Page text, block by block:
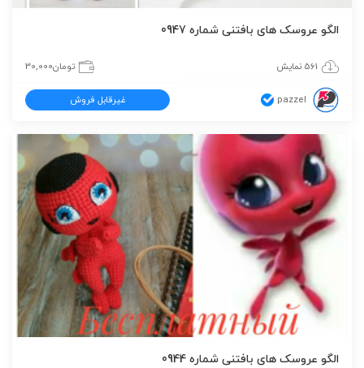
الگو عروسک های بافتنی شماره 0947
561 نمایش تومان30,000
pazzel غیرقابل فروش
الگو عروسک های بافتنی شماره 0944